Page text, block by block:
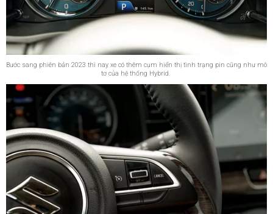
Bước sang phiên bản 2023 thì nay xe có thêm cụm hiển thị tình trạng pin cũng như mô
tơ của hệ thống Hybrid.